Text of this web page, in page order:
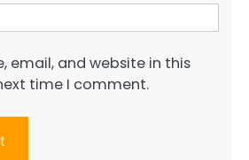
email, and website in this
time I comment.